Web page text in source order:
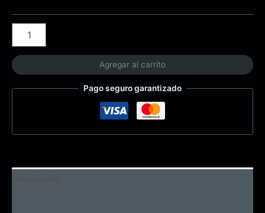
Agregar al carrito
Pago seguro garantizado